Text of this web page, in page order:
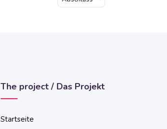
The project / Das Projekt
Startseite